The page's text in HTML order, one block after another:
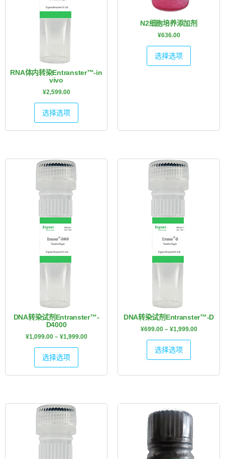
RNA体内转染Entranster™-in
vivo
¥2,599.00
选择选项
N2细胞培养添加剂
¥636.00
选择选项
DNA转染试剂Entranster™-
D4000
¥1,099.00 – ¥1,999.00
选择选项
DNA转染试剂Entranster™-D
¥699.00 – ¥1,999.00
选择选项